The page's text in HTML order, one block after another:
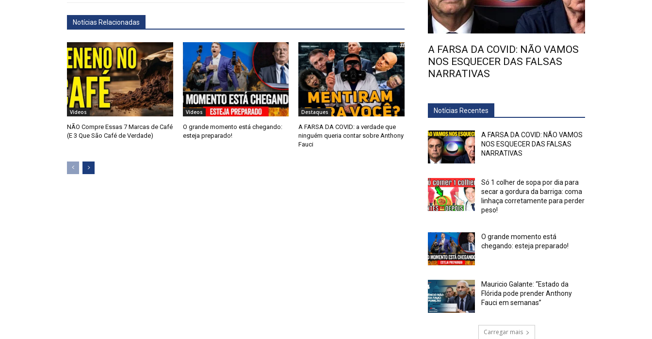
Notícias Relacionadas
Vídeos
NÃO Compre Essas 7 Marcas de Café
(E 3 Que São Café de Verdade)
Vídeos
O grande momento está chegando:
esteja preparado!
Destaques
A FARSA DA COVID: a verdade que
ninguém queria contar sobre Anthony
Fauci
A FARSA DA COVID: NÃO VAMOS
NOS ESQUECER DAS FALSAS
NARRATIVAS
Notícias Recentes
A FARSA DA COVID: NÃO VAMOS
NOS ESQUECER DAS FALSAS
NARRATIVAS
Só 1 colher de sopa por dia para
secar a gordura da barriga: coma
linhaça corretamente para perder
peso!
O grande momento está
chegando: esteja preparado!
Mauricio Galante: “Estado da
Flórida pode prender Anthony
Fauci em semanas”
Carregar mais